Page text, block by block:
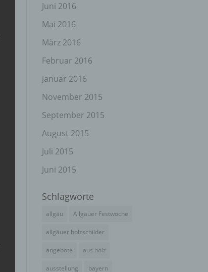
Juni 2016
Mai 2016
März 2016
Februar 2016
Januar 2016
November 2015
September 2015
August 2015
Juli 2015
Juni 2015
Schlagworte
allgäu Allgäuer Festwoche
allgäuer holzschilder
angebote aus holz
ausstellung bayern